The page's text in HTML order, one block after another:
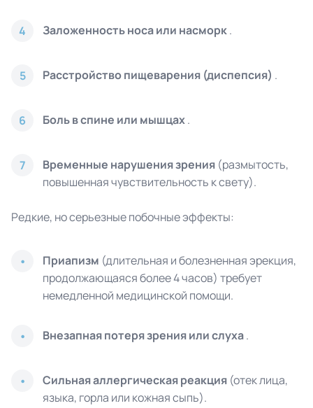
4 Заложенность носа или насморк.
5 Расстройство пищеварения (диспепсия) .
6 Боль в спине или мышцах.
7 Временные нарушения зрения (размытость,
повышенная чувствительность к свету).
Редкие, но серьезные побочные эффекты:
Приапизм (длительная и болезненная эрекция,
продолжающаяся более 4 часов) требует
немедленной медицинской помощи.
Внезапная потеря зрения или слуха.
Сильная аллергическая реакция (отек лица,
языка, горла или кожная сыпь).